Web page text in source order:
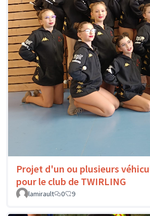
Projet d'un ou plusieurs
pour le club de TWIRLING
lamirault
0 9